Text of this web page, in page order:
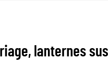
lanternes